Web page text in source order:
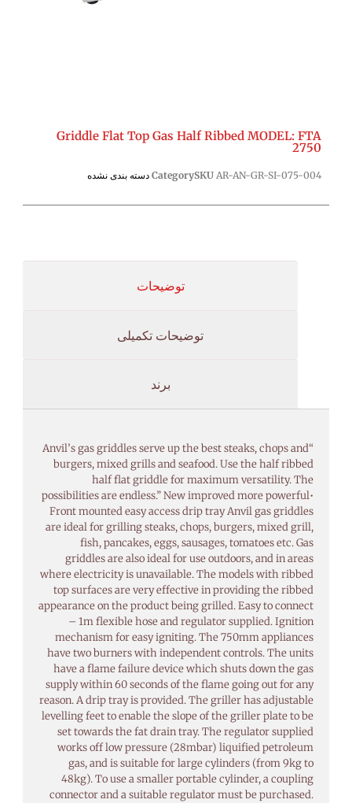
Griddle Flat Top Gas Half Ribbed MODEL: FTA
2750
SKU AR-AN-GR-SI-075-004
Category دسته بندی نشده
توضیحات
توضیحات تکمیلی
برند
“Anvil’s gas griddles serve up the best steaks, chops and
burgers, mixed grills and seafood. Use the half ribbed
half flat griddle for maximum versatility. The
possibilities are endless.” New improved more powerful•
Front mounted easy access drip tray Anvil gas griddles
are ideal for grilling steaks, chops, burgers, mixed grill,
fish, pancakes, eggs, sausages, tomatoes etc. Gas
griddles are also ideal for use outdoors, and in areas
where electricity is unavailable. The models with ribbed
top surfaces are very effective in providing the ribbed
appearance on the product being grilled. Easy to connect
– 1m flexible hose and regulator supplied. Ignition
mechanism for easy igniting. The 750mm appliances
have two burners with independent controls. The units
have a flame failure device which shuts down the gas
supply within 60 seconds of the flame going out for any
reason. A drip tray is provided. The griller has adjustable
levelling feet to enable the slope of the griller plate to be
set towards the fat drain tray. The regulator supplied
works off low pressure (28mbar) liquified petroleum
gas, and is suitable for large cylinders (from 9kg to
48kg). To use a smaller portable cylinder, a coupling
connector and a suitable regulator must be purchased.